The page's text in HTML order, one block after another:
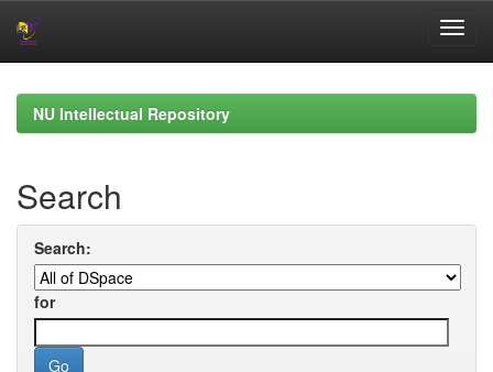
navigationNU Intellectual Repository
Search
Search:
for